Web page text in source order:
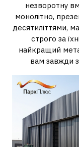
незворотну
монолітно,
десятиліттями,
строго за
найкращий
вам завжди